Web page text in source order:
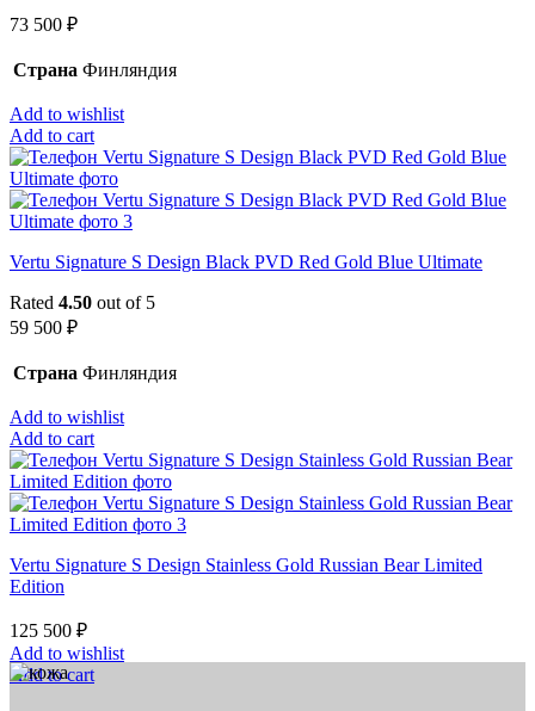
73 500 ₽
Страна Финляндия
Add to wishlist
Add to cart
Vertu Signature S Design Black PVD Red Gold Blue Ultimate
Rated 4.50 out of 5
59 500 ₽
Страна Финляндия
Add to wishlist
Add to cart
Vertu Signature S Design Stainless Gold Russian Bear Limited
Edition
125 500 ₽
Add to wishlist
Add to cart